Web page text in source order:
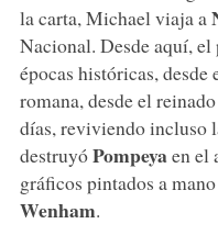
la carta, Michael viaja a
Nacional. Desde aquí,
épocas históricas, desde
romana, desde el
días, reviviendo incluso
destruyóPompeyaen el
gráficos pintados a
Wenham.